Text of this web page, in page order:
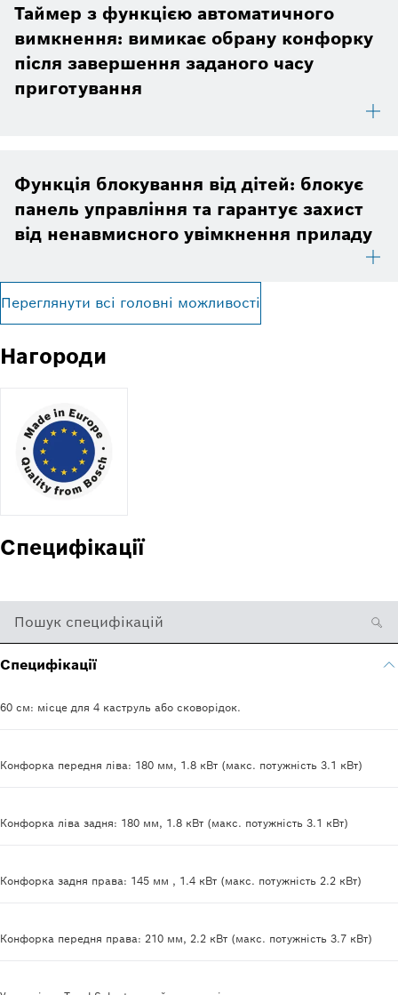
Таймер з функцією автоматичного
вимкнення: вимикає обрану конфорку
після завершення заданого часу
приготування
Функція блокування від дітей: блокує
панель управління та гарантує захист
від ненавмисного увімкнення приладу
Переглянути всі головні можливості
Нагороди
Специфікації
Пошук специфікацій
Специфікації
60 см: місце для 4 каструль або сковорідок.
Конфорка передня ліва: 180 мм, 1.8 кВт (макс. потужність 3.1 кВт)
Конфорка ліва задня: 180 мм, 1.8 кВт (макс. потужність 3.1 кВт)
Конфорка задня права: 145 мм , 1.4 кВт (макс. потужність 2.2 кВт)
Конфорка передня права: 210 мм, 2.2 кВт (макс. потужність 3.7 кВт)